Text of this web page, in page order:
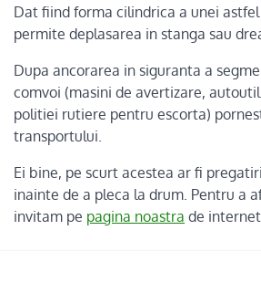
Dat fiind forma cilindrica a unei
permite deplasarea in stanga sau
Dupa ancorarea in siguranta a
comvoi (masini de avertizare,
politiei rutiere pentru escorta)
transportului.
Ei bine, pe scurt acestea ar fi
inainte de a pleca la drum. Pentru a
invitam pe pagina noastra de